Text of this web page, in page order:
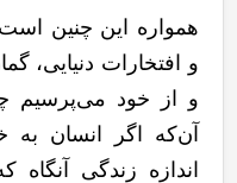
همواره این چنین
و افتخارات دنیایی،
و از خود میپرسیم
آنکه اگر انسان به
اندازه زندگی